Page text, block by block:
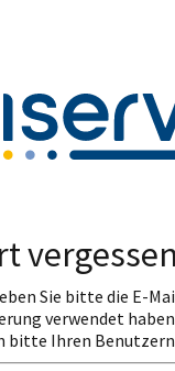
vergessen
Sie bitte die E-
verwendet
bitte Ihren